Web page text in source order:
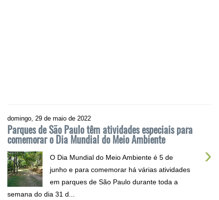
domingo, 29 de maio de 2022
Parques de São Paulo têm atividades especiais para
comemorar o Dia Mundial do Meio Ambiente
›
O Dia Mundial do Meio Ambiente é 5 de
junho e para comemorar há várias atividades
em parques de São Paulo durante toda a
semana do dia 31 d...